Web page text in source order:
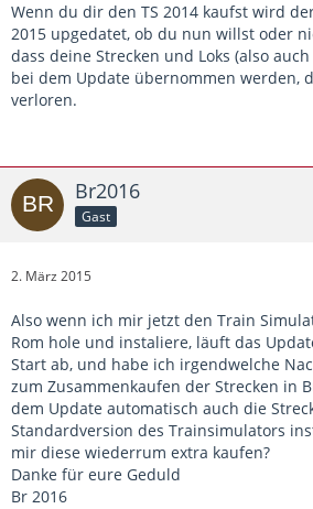
Wenn du dir den TS 2014 kaufst wird
2015 upgedatet, ob du nun willst oder
dass deine Strecken und Loks (also
bei dem Update übernommen werden,
verloren.
Br2016
Gast
2. März 2015
Also wenn ich mir jetzt den Train
Rom hole und instaliere, läuft das
Start ab, und habe ich irgendwelche
zum Zusammenkaufen der Strecken in
dem Update automatisch auch die
Standardversion des Trainsimulators
mir diese wiederrum extra kaufen?
Danke für eure Geduld
Br 2016